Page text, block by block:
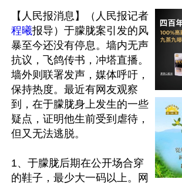
【人民报消息】（人民报记者
程曦报导）于朦胧案引发的风
暴至今还没有停息。墙内无声
抗议，飞鸽传书，冲塔直播。
墙外则联署发声，媒体呼吁，
保持热度。最近有网友观察
到，在于朦胧身上发生的一些
疑点，证明他生前受到虐待，
但又无法逃脱。
1、于朦胧后期在公开场合穿
的鞋子，最少大一码以上。网